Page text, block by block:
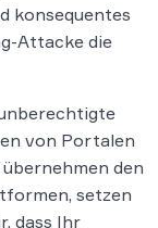
konsequentes
Attacke die
von Portalen
den
setzen
dass Ihr